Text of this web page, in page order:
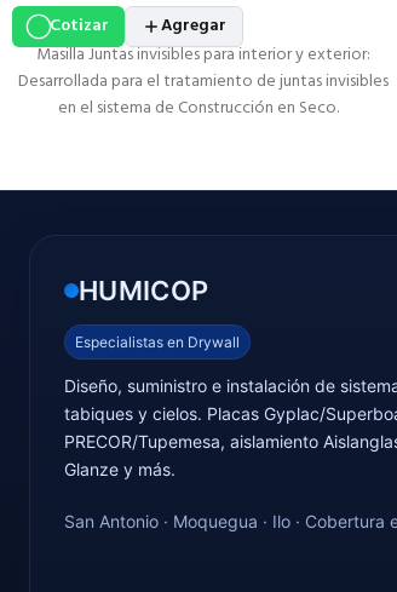
Cotizar
Agregar
Masilla Juntas invisibles para interior y exterior:
Desarrollada para el tratamiento de juntas invisibles
en el sistema de Construcción en Seco.
HUMICOP
Especialistas en Drywall
Diseño, suministro e instalación de
tabiques y cielos. Placas Gyplac/
PRECOR/Tupemesa, aislamiento
Glanze y más.
San Antonio · Moquegua · Ilo · Cobertura